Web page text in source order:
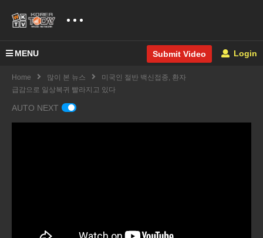
MENU Submit Video Login
Home 많이 본 뉴스
미국인 절반 백신접종, 환자
급감으로 일상복귀 빨라지고 있다
AUTO NEXT